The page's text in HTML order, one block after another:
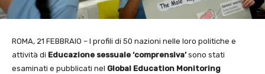
ROMA, 21 FEBBRAIO – I profili di 50 nazioni nelle loro politiche e
attività di Educazione sessuale ‘comprensiva’sono stati
esaminati e pubblicati nel Global Education Monitoring